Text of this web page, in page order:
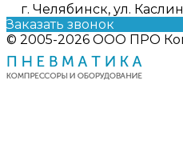
г. Челябинск, ул.
Заказать звонок
© 2005-2026 ООО ПРО